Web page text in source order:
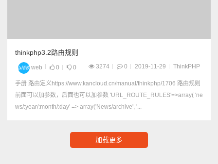
thinkphp3.2路由规则
web 0 0 3274 0 2019-11-29 ThinkPHP
手册 路由定义https://www.kancloud.cn/manual/thinkphp/1706 路由规则
前面可以加参数，后面也可以加参数 'URL_ROUTE_RULES'=>array( 'ne
ws/:year/:month/:day' => array('News/archive', '...
加载更多